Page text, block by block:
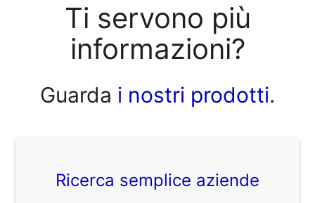
Ti servono più
informazioni?
Guarda i nostri prodotti.
Ricerca semplice aziende